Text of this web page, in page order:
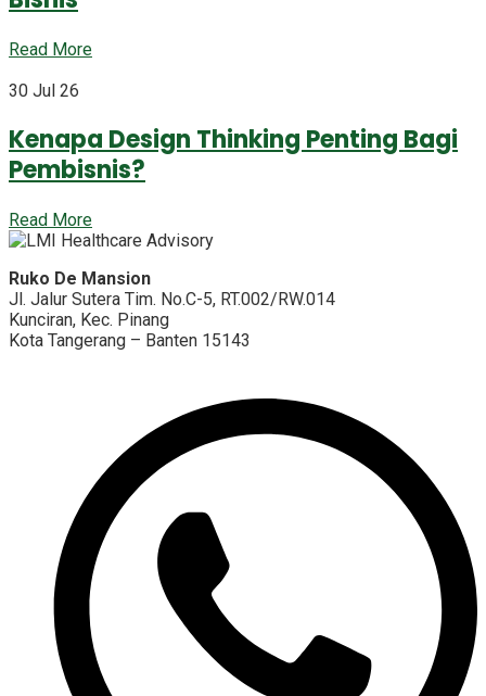
Read More
30 Jul 26
Kenapa Design Thinking Penting Bagi
Pembisnis?
Read More
Ruko De Mansion
Jl. Jalur Sutera Tim. No.C-5, RT.002/RW.014
Kunciran, Kec. Pinang
Kota Tangerang – Banten 15143